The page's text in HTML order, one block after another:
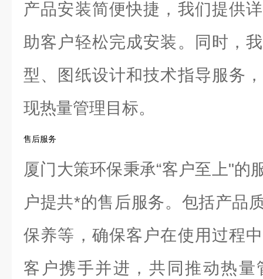
产品安装简便快捷，我们提供
助客户轻松完成安装。同时，
型、图纸设计和技术指导服务
现热量管理目标。
售后服务
厦门大策环保秉承“客户至上"的
户提共*的售后服务。包括产品
保养等，确保客户在使用过程
客户携手并进，共同推动热